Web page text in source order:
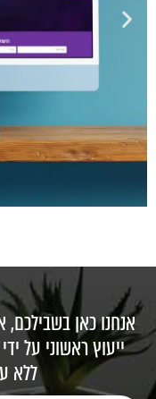
אנחנו כאן בשבילכם,
ייעוץ ראשוני על
ללא